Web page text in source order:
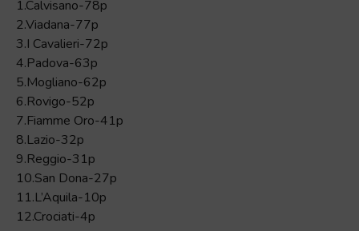
1.Calvisano-78p
2.Viadana-77p
3.I Cavalieri-72p
4.Padova-63p
5.Mogliano-62p
6.Rovigo-52p
7.Fiamme Oro-41p
8.Lazio-32p
9.Reggio-31p
10.San Dona-27p
11.L’Aquila-10p
12.Crociati-4p